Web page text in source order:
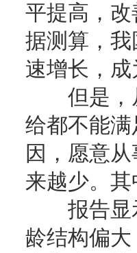
平提高，
据测算，
速增长，
但是，从
给都不能
因，愿意
来越少。
报告显示
龄结构偏大